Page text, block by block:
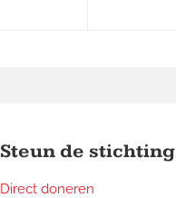
Steun de stichting
Direct doneren